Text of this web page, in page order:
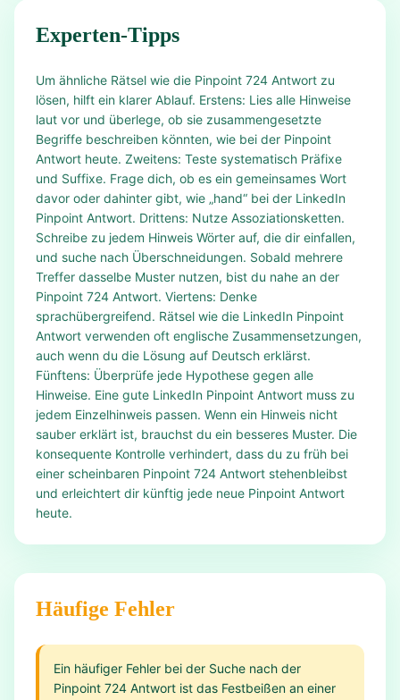
Experten-Tipps
Um ähnliche Rätsel wie die Pinpoint 724 Antwort zu
lösen, hilft ein klarer Ablauf. Erstens: Lies alle Hinweise
laut vor und überlege, ob sie zusammengesetzte
Begriffe beschreiben könnten, wie bei der Pinpoint
Antwort heute. Zweitens: Teste systematisch Präfixe
und Suffixe. Frage dich, ob es ein gemeinsames Wort
davor oder dahinter gibt, wie „hand“ bei der LinkedIn
Pinpoint Antwort. Drittens: Nutze Assoziationsketten.
Schreibe zu jedem Hinweis Wörter auf, die dir einfallen,
und suche nach Überschneidungen. Sobald mehrere
Treffer dasselbe Muster nutzen, bist du nahe an der
Pinpoint 724 Antwort. Viertens: Denke
sprachübergreifend. Rätsel wie die LinkedIn Pinpoint
Antwort verwenden oft englische Zusammensetzungen,
auch wenn du die Lösung auf Deutsch erklärst.
Fünftens: Überprüfe jede Hypothese gegen alle
Hinweise. Eine gute LinkedIn Pinpoint Antwort muss zu
jedem Einzelhinweis passen. Wenn ein Hinweis nicht
sauber erklärt ist, brauchst du ein besseres Muster. Die
konsequente Kontrolle verhindert, dass du zu früh bei
einer scheinbaren Pinpoint 724 Antwort stehenbleibst
und erleichtert dir künftig jede neue Pinpoint Antwort
heute.
Häufige Fehler
Ein häufiger Fehler bei der Suche nach der
Pinpoint 724 Antwort ist das Festbeißen an einer